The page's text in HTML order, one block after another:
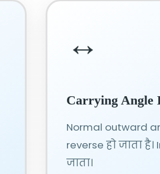
↔️
Carrying Angle
Normal outward
reverse हो जाता
जाता।